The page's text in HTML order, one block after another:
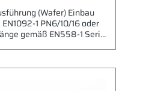
(Wafer) Einbau
1 PN6/10/16 oder
gemäß EN558-1 Serie
RAL 2002 Scheibe: